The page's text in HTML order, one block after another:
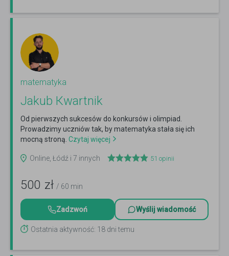
matematyka
Jаkub Кwаrtnik
Od pierwszych sukcesów do konkursów i olimpiad.
Prowadzimy uczniów tak, by matematyka stała się ich
mocną stroną. Czytaj więcej
Online, Łódź i 7 innych 51 opinii
500 zł / 60 min
Zadzwoń Wyślij wiadomość
Ostatnia aktywność: 18 dni temu